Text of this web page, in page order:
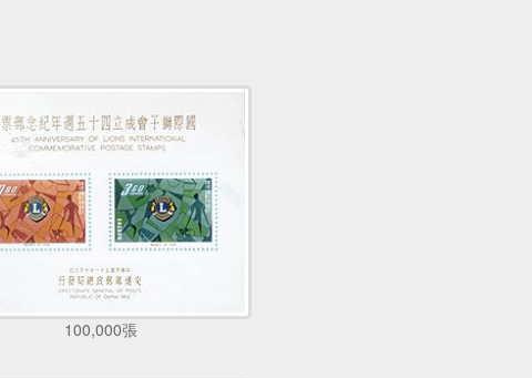
100,000張